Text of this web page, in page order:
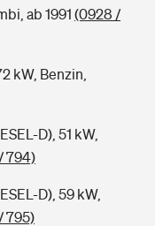
ab 1991 (0928 /
kW, Benzin,
D), 51 kW,
794)
D), 59 kW,
795)